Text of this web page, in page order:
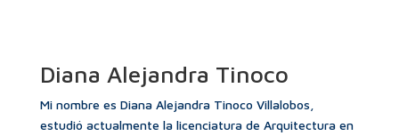
Diana Alejandra Tinoco
Mi nombre es Diana Alejandra Tinoco Villalobos,
estudió actualmente la licenciatura de Arquitectura en